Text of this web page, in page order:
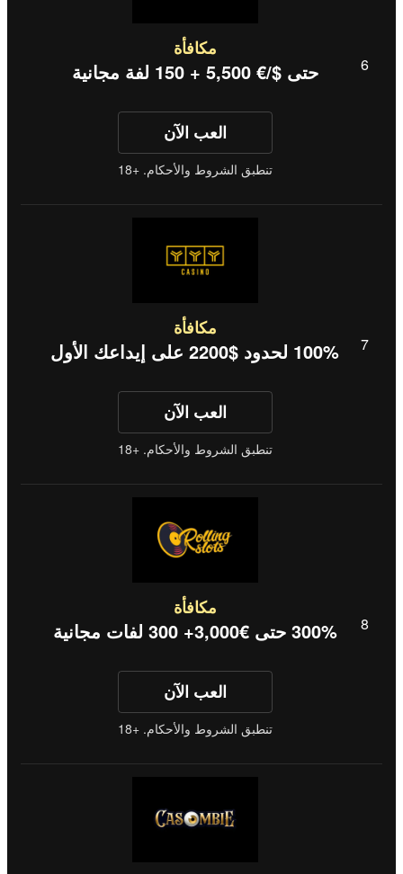
مكافأة
حتى $/€ 5,500 + 150 لفة مجانية
العب الآن
تنطبق الشروط والأحكام. +18
مكافأة
100% لحدود $2200 على إيداعك الأول
العب الآن
تنطبق الشروط والأحكام. +18
مكافأة
300% حتى €3,000+ 300 لفات مجانية
العب الآن
تنطبق الشروط والأحكام. +18